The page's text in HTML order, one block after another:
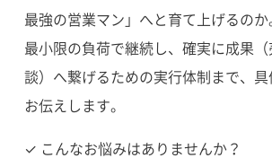
最強の営業マン」へと育て上げるのか
最小限の負荷で継続し、確実に成果
談）へ繋げるための実行体制まで、具
お伝えします。
✓ こんなお悩みはありませんか？